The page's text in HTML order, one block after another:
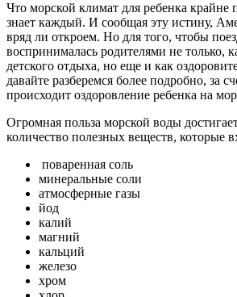
Что морской климат для ребенка крайне
знает каждый. И сообщая эту истину,
вряд ли откроем. Но для того, чтобы
воспринималась родителями не только,
детского отдыха, но еще и как
давайте разберемся более подробно, за
происходит оздоровление ребенка на
Огромная польза морской воды
количество полезных веществ, которые
поваренная соль
минеральные соли
атмосферные газы
йод
калий
магний
кальций
железо
хром